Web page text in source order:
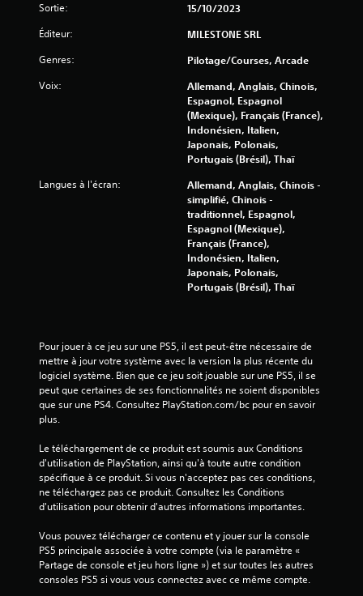
Sortie: 15/10/2023
Éditeur: MILESTONE SRL
Genres: Pilotage/Courses, Arcade
Voix:
Allemand, Anglais, Chinois,
Espagnol, Espagnol
(Mexique), Français (France),
Indonésien, Italien,
Japonais, Polonais,
Portugais (Brésil), Thaï
Langues à l'écran:
Allemand, Anglais, Chinois -
simplifié, Chinois -
traditionnel, Espagnol,
Espagnol (Mexique),
Français (France),
Indonésien, Italien,
Japonais, Polonais,
Portugais (Brésil), Thaï
Pour jouer à ce jeu sur une PS5, il est peut-être nécessaire de
mettre à jour votre système avec la version la plus récente du
logiciel système. Bien que ce jeu soit jouable sur une PS5, il se
peut que certaines de ses fonctionnalités ne soient disponibles
que sur une PS4. Consultez PlayStation.com/bc pour en savoir
plus.
Le téléchargement de ce produit est soumis aux Conditions
d'utilisation de PlayStation, ainsi qu'à toute autre condition
spécifique à ce produit. Si vous n'acceptez pas ces conditions,
ne téléchargez pas ce produit. Consultez les Conditions
d'utilisation pour obtenir d'autres informations importantes.
Vous pouvez télécharger ce contenu et y jouer sur la console
PS5 principale associée à votre compte (via le paramètre «
Partage de console et jeu hors ligne ») et sur toutes les autres
consoles PS5 si vous vous connectez avec ce même compte.